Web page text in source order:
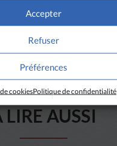
Accepter
Refuser
Préférences
cookiesPolitique de confidentialité
LIRE AUSSI